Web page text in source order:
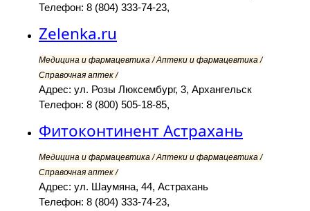
Телефон: 8 (804) 333-74-23,
Zelenka.ru
Медицина и фармацевтика / Аптеки и фармацевтика /
Справочная аптек /
Адрес: ул. Розы Люксембург, 3, Архангельск
Телефон: 8 (800) 505-18-85,
Фитоконтинент Астрахань
Медицина и фармацевтика / Аптеки и фармацевтика /
Справочная аптек /
Адрес: ул. Шаумяна, 44, Астрахань
Телефон: 8 (804) 333-74-23,